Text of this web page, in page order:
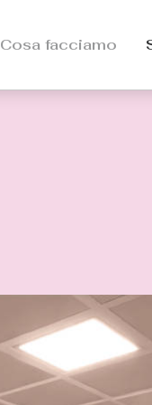
Cosa facciamo